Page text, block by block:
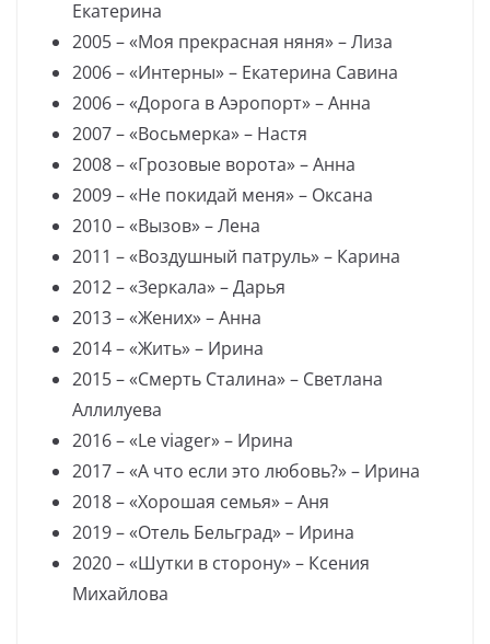
Екатерина
2005 – «Моя прекрасная няня» – Лиза
2006 – «Интерны» – Екатерина Савина
2006 – «Дорога в Аэропорт» – Анна
2007 – «Восьмерка» – Настя
2008 – «Грозовые ворота» – Анна
2009 – «Не покидай меня» – Оксана
2010 – «Вызов» – Лена
2011 – «Воздушный патруль» – Карина
2012 – «Зеркала» – Дарья
2013 – «Жених» – Анна
2014 – «Жить» – Ирина
2015 – «Смерть Сталина» – Светлана
Аллилуева
2016 – «Le viager» – Ирина
2017 – «А что если это любовь?» – Ирина
2018 – «Хорошая семья» – Аня
2019 – «Отель Бельград» – Ирина
2020 – «Шутки в сторону» – Ксения
Михайлова